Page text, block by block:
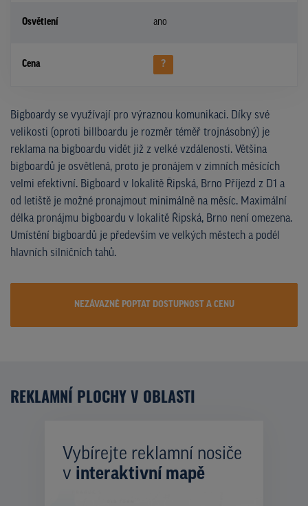
Osvětlení ano
Cena ?
Bigboardy se využívají pro výraznou komunikaci. Díky své
velikosti (oproti billboardu je rozměr téměř trojnásobný) je
reklama na bigboardu vidět již z velké vzdálenosti. Většina
bigboardů je osvětlená, proto je pronájem v zimních měsících
velmi efektivní. Bigboard v lokalitě Řipská, Brno Příjezd z D1 a
od letiště je možné pronajmout minimálně na měsíc. Maximální
délka pronájmu bigboardu v lokalitě Řipská, Brno není omezena.
Umístění bigboardů je především ve velkých městech a podél
hlavních silničních tahů.
NEZÁVAZNĚ POPTAT DOSTUPNOST A CENU
REKLAMNÍ PLOCHY V OBLASTI
Vybírejte reklamní nosiče
v interaktivní mapě